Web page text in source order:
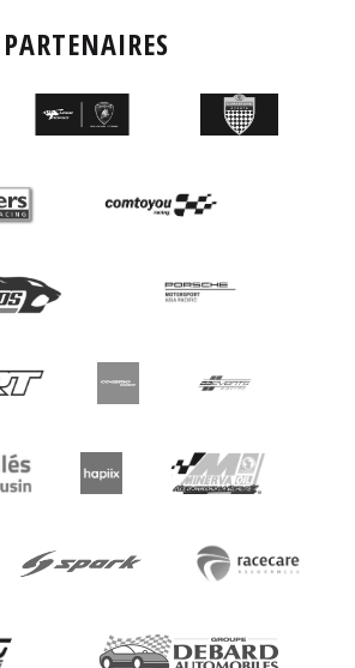
PARTENAIRES